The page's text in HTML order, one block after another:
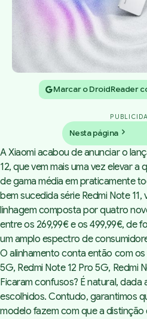
Marcar o DroidReader
Nesta página
A Xiaomi acabou de anunciar o
12, que vem mais uma vez elevar
de gama média em praticamente
bem sucedida série Redmi Note
linhagem composta por quatro
entre os 269,99€ e os 499,99€, de
um amplo espectro de
O alinhamento conta então com os
5G, Redmi Note 12 Pro 5G, Redmi
Ficaram confusos? É natural, dada
escolhidos. Contudo, garantimos
modelo fazem com que a distinção